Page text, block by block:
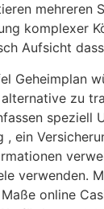
mehreren
komplexer
Aufsicht
Geheimplan
zu
speziell
, ein
verwenden.
online